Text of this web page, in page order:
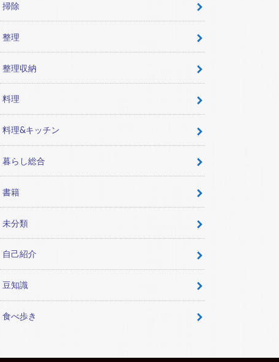
掃除
整理
整理収納
料理
料理&キッチン
暮らし総合
書籍
未分類
自己紹介
豆知識
食べ歩き